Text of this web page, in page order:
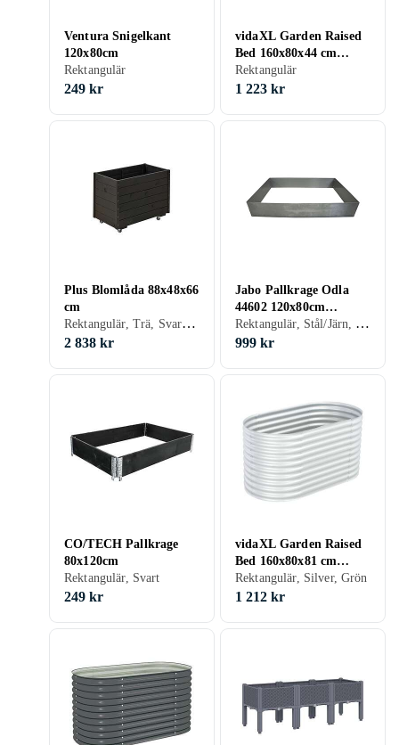
Ventura Snigelkant
120x80cm
Rektangulär
249 kr
vidaXL Garden Raised
Bed 160x80x44 cm
Galvanised Steel Silver
Rektangulär
1 223 kr
Plus Blomlåda 88x48x66
cm
Rektangulär, Trä, Svart, Hjul
2 838 kr
Jabo Pallkrage Odla
44602 120x80cm
(Obehandlad)
Rektangulär, Stål/Järn, Obehandlad
999 kr
CO/TECH Pallkrage
80x120cm
Rektangulär, Svart
249 kr
vidaXL Garden Raised
Bed 160x80x81 cm
Galvanised Steel Silver
Rektangulär, Silver, Grön
1 212 kr